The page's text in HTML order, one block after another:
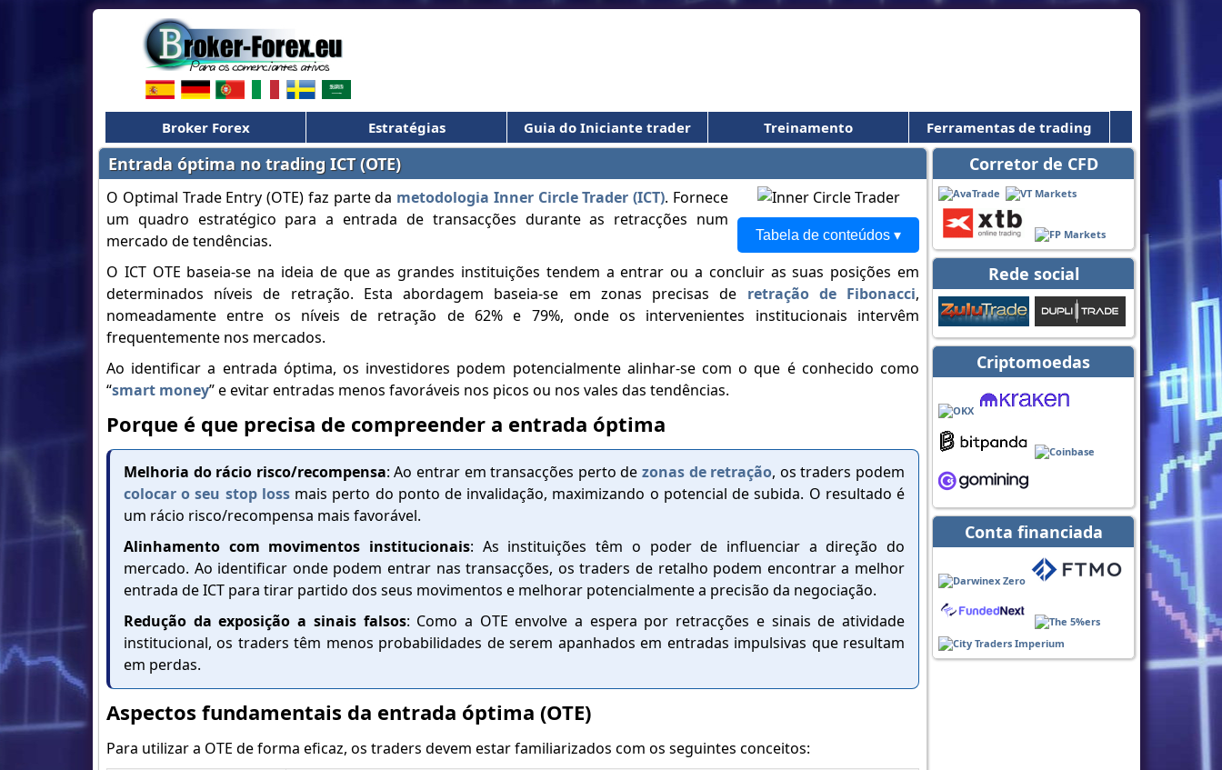
Broker Forex Estratégias Guia do Iniciante trader Treinamento Ferramentas de trading
Corretor de CFD
Rede social
Criptomoedas
Conta financiada
Entrada óptima no trading ICT (OTE)
Tabela de conteúdos ▾
O Optimal Trade Entry (OTE) faz parte da metodologia Inner Circle Trader (ICT). Fornece
um quadro estratégico para a entrada de transacções durante as retracções num
mercado de tendências.
O ICT OTE baseia-se na ideia de que as grandes instituições tendem a entrar ou a concluir as suas posições em
determinados níveis de retração. Esta abordagem baseia-se em zonas precisas de retração de Fibonacci,
nomeadamente entre os níveis de retração de 62% e 79%, onde os intervenientes institucionais intervêm
frequentemente nos mercados.
Ao identificar a entrada óptima, os investidores podem potencialmente alinhar-se com o que é conhecido como
“smart money” e evitar entradas menos favoráveis nos picos ou nos vales das tendências.
Porque é que precisa de compreender a entrada óptima
Melhoria do rácio risco/recompensa: Ao entrar em transacções perto dezonas de retração, os traders podem
colocar o seu stop lossmais perto do ponto de invalidação, maximizando o potencial de subida. O resultado é
um rácio risco/recompensa mais favorável.
Alinhamento com movimentos institucionais: As instituições têm o poder de influenciar a direção do
mercado. Ao identificar onde podem entrar nas transacções, os traders de retalho podem encontrar a melhor
entrada de ICT para tirar partido dos seus movimentos e melhorar potencialmente a precisão da negociação.
Redução da exposição a sinais falsos: Como a OTE envolve a espera por retracções e sinais de atividade
institucional, os traders têm menos probabilidades de serem apanhados em entradas impulsivas que resultam
em perdas.
Aspectos fundamentais da entrada óptima (OTE)
Para utilizar a OTE de forma eficaz, os traders devem estar familiarizados com os seguintes conceitos: